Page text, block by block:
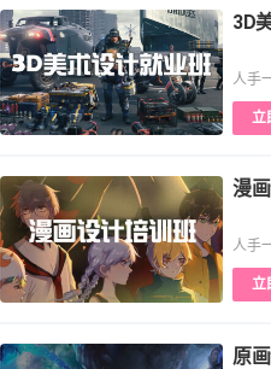
3D
人手
立
漫
人手
立
原